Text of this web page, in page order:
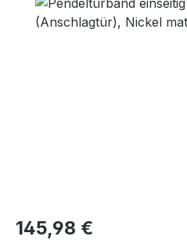
Regulärer Preis:
145,98 €